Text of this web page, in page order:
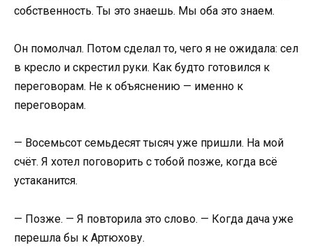
собственность. Ты это знаешь. Мы оба это знаем.
Он помолчал. Потом сделал то, чего я не ожидала: сел
в кресло и скрестил руки. Как будто готовился к
переговорам. Не к объяснению — именно к
переговорам.
— Восемьсот семьдесят тысяч уже пришли. На мой
счёт. Я хотел поговорить с тобой позже, когда всё
устаканится.
— Позже. — Я повторила это слово. — Когда дача уже
перешла бы к Артюхову.